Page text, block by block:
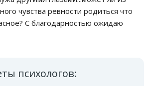
чувства ревности родиться что
С благодарностью ожидаю
психологов: